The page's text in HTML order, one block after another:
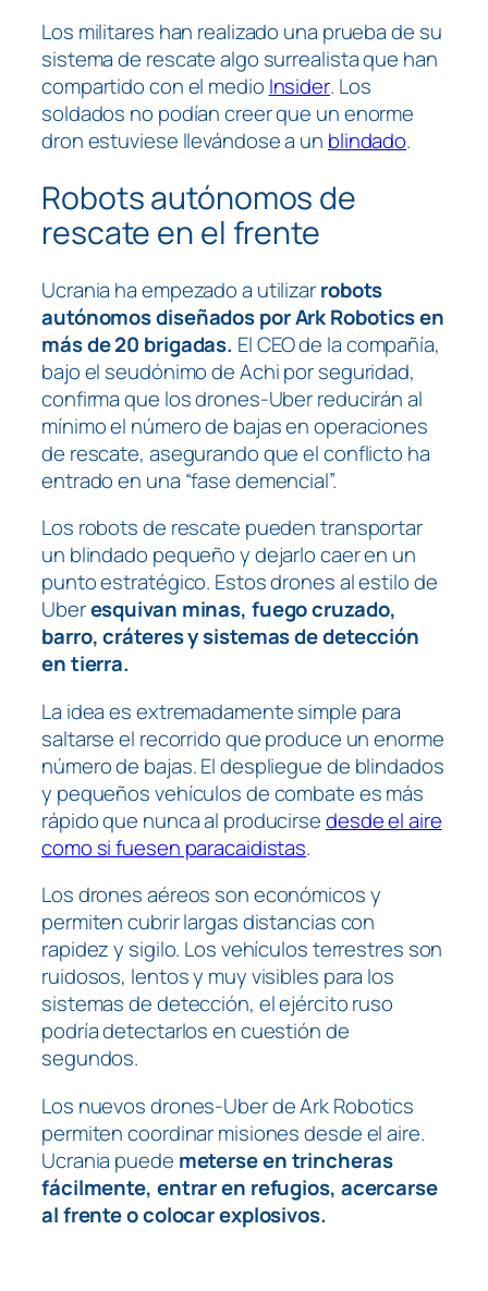
Los militares han realizado una prueba de su
sistema de rescate algo surrealista que han
compartido con el medio Insider. Los
soldados no podían creer que un enorme
dron estuviese llevándose a un blindado.
Robots autónomos de
rescate en el frente
Ucrania ha empezado a utilizarrobots
autónomos diseñados por Ark Robotics en
más de 20 brigadas. El CEO de la compañía,
bajo el seudónimo de Achi por seguridad,
confirma que los drones-Uber reducirán al
mínimo el número de bajas en operaciones
de rescate, asegurando que el conflicto ha
entrado en una “fase demencial”.
Los robots de rescate pueden transportar
un blindado pequeño y dejarlo caer en un
punto estratégico. Estos drones al estilo de
Uberesquivan minas, fuego cruzado,
barro, cráteres y sistemas de detección
en tierra.
La idea es extremadamente simple para
saltarse el recorrido que produce un enorme
número de bajas. El despliegue de blindados
y pequeños vehículos de combate es más
rápido que nunca al producirsedesde el aire
como si fuesen paracaidistas.
Los drones aéreos son económicos y
permiten cubrir largas distancias con
rapidez y sigilo. Los vehículos terrestres son
ruidosos, lentos y muy visibles para los
sistemas de detección, el ejército ruso
podría detectarlos en cuestión de
segundos.
Los nuevos drones-Uber de Ark Robotics
permiten coordinar misiones desde el aire.
Ucrania puede meterse en trincheras
fácilmente, entrar en refugios, acercarse
al frente o colocar explosivos.